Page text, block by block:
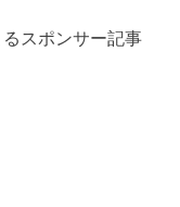
スポンサー記事